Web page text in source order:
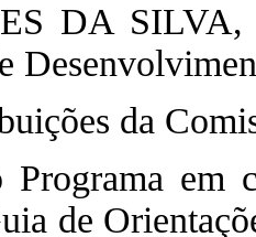
DA SILVA,
da
em
de